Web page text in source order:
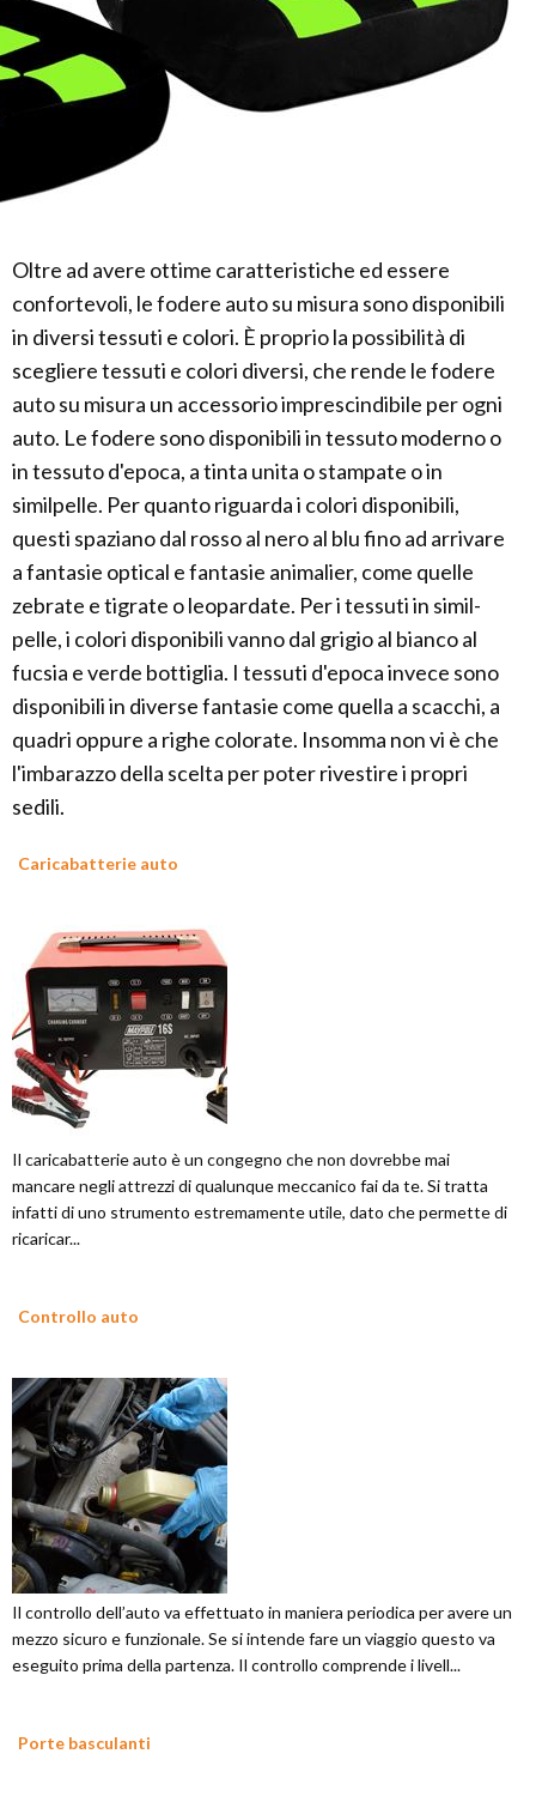
Oltre ad avere ottime caratteristiche ed essere
confortevoli, le fodere auto su misura sono disponibili
in diversi tessuti e colori. È proprio la possibilità di
scegliere tessuti e colori diversi, che rende le fodere
auto su misura un accessorio imprescindibile per ogni
auto. Le fodere sono disponibili in tessuto moderno o
in tessuto d'epoca, a tinta unita o stampate o in
similpelle. Per quanto riguarda i colori disponibili,
questi spaziano dal rosso al nero al blu fino ad arrivare
a fantasie optical e fantasie animalier, come quelle
zebrate e tigrate o leopardate. Per i tessuti in simil-
pelle, i colori disponibili vanno dal grigio al bianco al
fucsia e verde bottiglia. I tessuti d'epoca invece sono
disponibili in diverse fantasie come quella a scacchi, a
quadri oppure a righe colorate. Insomma non vi è che
l'imbarazzo della scelta per poter rivestire i propri
sedili.
Caricabatterie auto
Il caricabatterie auto è un congegno che non dovrebbe mai
mancare negli attrezzi di qualunque meccanico fai da te. Si tratta
infatti di uno strumento estremamente utile, dato che permette di
ricaricar...
Controllo auto
Il controllo dell’auto va effettuato in maniera periodica per avere un
mezzo sicuro e funzionale. Se si intende fare un viaggio questo va
eseguito prima della partenza. Il controllo comprende i livell...
Porte basculanti